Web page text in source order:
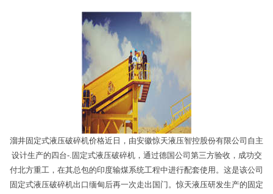
溜井固定式液压破碎机价格近日，由安徽惊天液压智控股份有限公司自主
设计生产的四台-.固定式液压破碎机，通过德国公司第三方验收，成功交
付北方重工，在其总包的印度输煤系统工程中进行配套使用。这是该公司
固定式液压破碎机出口缅甸后再一次走出国门。惊天液压研发生产的固定